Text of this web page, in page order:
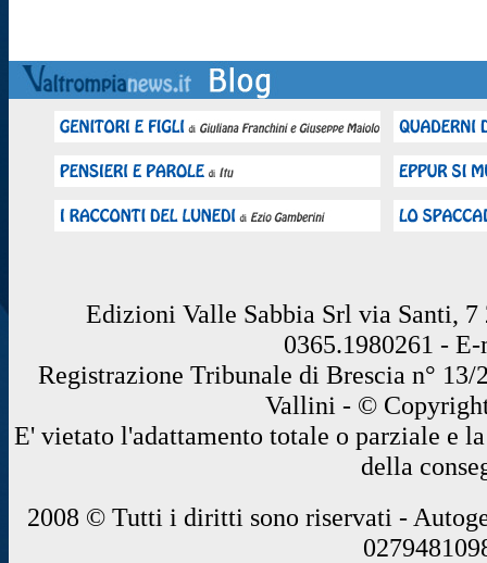
Edizioni Valle Sabbia Srl via Santi, 7
0365.1980261 -
Registrazione Tribunale di Brescia n°
Vallini - ©
E' vietato l'adattamento totale o parziale e
della
2008 © Tutti i diritti sono riservati -